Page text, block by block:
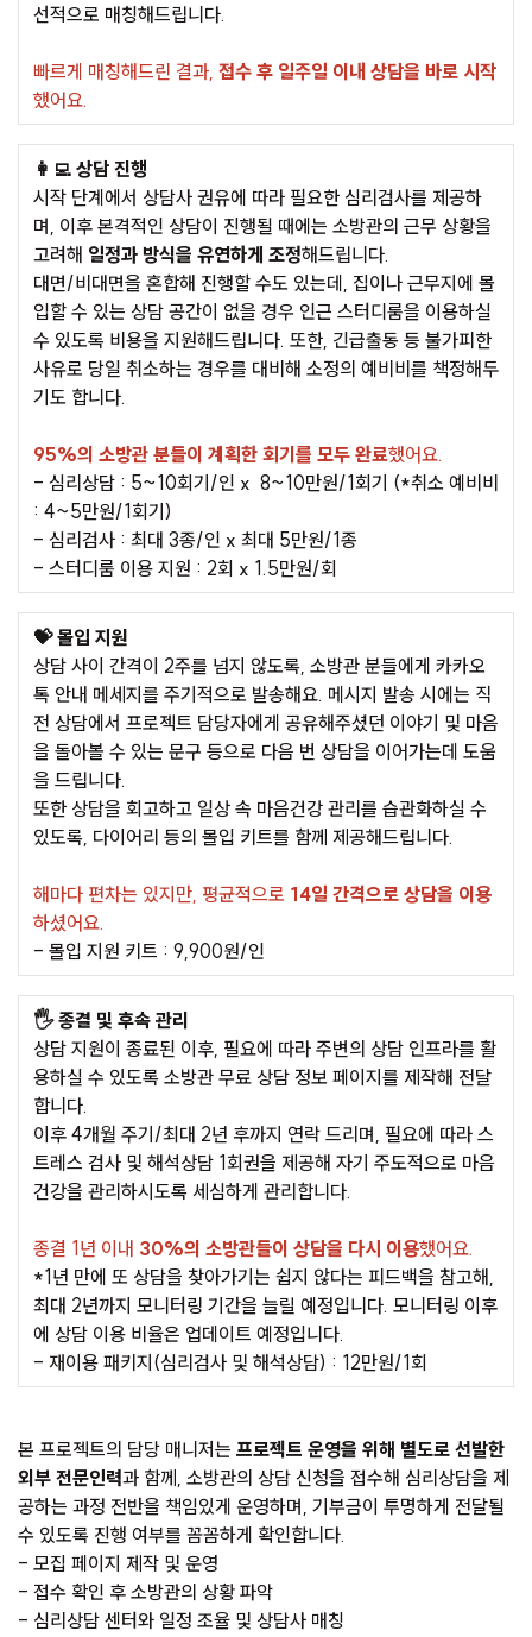
선적으로 매칭해드립니다.
빠르게 매칭해드린 결과, 접수 후 일주일 이내 상담을 바로 시작
했어요.
👩‍💻 상담 진행
시작 단계에서 상담사 권유에 따라 필요한 심리검사를 제공하
며, 이후 본격적인 상담이 진행될 때에는 소방관의 근무 상황을
고려해 일정과 방식을 유연하게 조정해드립니다.
대면/비대면을 혼합해 진행할 수도 있는데, 집이나 근무지에 몰
입할 수 있는 상담 공간이 없을 경우 인근 스터디룸을 이용하실
수 있도록 비용을 지원해드립니다. 또한, 긴급출동 등 불가피한
사유로 당일 취소하는 경우를 대비해 소정의 예비비를 책정해두
기도 합니다.
95%의 소방관 분들이 계획한 회기를 모두 완료했어요.
- 심리상담 : 5~10회기/인 x 8~10만원/1회기 (*취소 예비비
: 4~5만원/1회기)
- 심리검사 : 최대 3종/인 x 최대 5만원/1종
- 스터디룸 이용 지원 : 2회 x 1.5만원/회
💝 몰입 지원
상담 사이 간격이 2주를 넘지 않도록, 소방관 분들에게 카카오
톡 안내 메세지를 주기적으로 발송해요. 메시지 발송 시에는 직
전 상담에서 프로젝트 담당자에게 공유해주셨던 이야기 및 마음
을 돌아볼 수 있는 문구 등으로 다음 번 상담을 이어가는데 도움
을 드립니다.
또한 상담을 회고하고 일상 속 마음건강 관리를 습관화하실 수
있도록, 다이어리 등의 몰입 키트를 함께 제공해드립니다.
해마다 편차는 있지만, 평균적으로 14일 간격으로 상담을 이용
하셨어요.
- 몰입 지원 키트 : 9,900원/인
🖐️ 종결 및 후속 관리
상담 지원이 종료된 이후, 필요에 따라 주변의 상담 인프라를 활
용하실 수 있도록 소방관 무료 상담 정보 페이지를 제작해 전달
합니다.
이후 4개월 주기/최대 2년 후까지 연락 드리며, 필요에 따라 스
트레스 검사 및 해석상담 1회권을 제공해 자기 주도적으로 마음
건강을 관리하시도록 세심하게 관리합니다.
종결 1년 이내 30%의 소방관들이 상담을 다시 이용했어요.
*1년 만에 또 상담을 찾아가기는 쉽지 않다는 피드백을 참고해,
최대 2년까지 모니터링 기간을 늘릴 예정입니다. 모니터링 이후
에 상담 이용 비율은 업데이트 예정입니다.
- 재이용 패키지(심리검사 및 해석상담) : 12만원/1회
본 프로젝트의 담당 매니저는 프로젝트 운영을 위해 별도로 선발한
외부 전문인력과 함께, 소방관의 상담 신청을 접수해 심리상담을 제
공하는 과정 전반을 책임있게 운영하며, 기부금이 투명하게 전달될
수 있도록 진행 여부를 꼼꼼하게 확인합니다.
- 모집 페이지 제작 및 운영
- 접수 확인 후 소방관의 상황 파악
- 심리상담 센터와 일정 조율 및 상담사 매칭